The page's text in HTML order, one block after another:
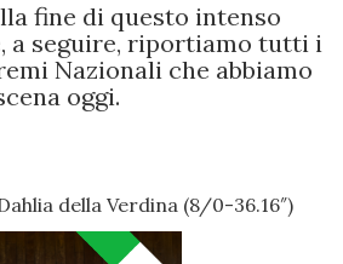
fine di questo intenso
a seguire, riportiamo tutti i
Nazionali che abbiamo
oggi.
della Verdina (8/0-36.16″)